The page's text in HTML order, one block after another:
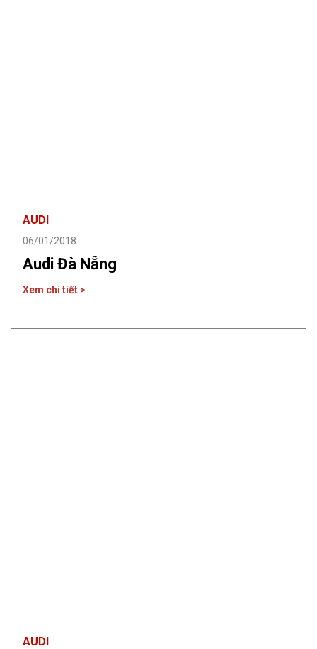
AUDI
06/01/2018
Audi Đà Nẵng
Xem chi tiết >
AUDI